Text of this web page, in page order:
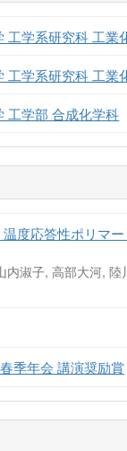
工学系研究科 工業
工学系研究科 工業
工学部 合成化学科
度応答性ポリマ
内淑子, 高部大河,
季年会 講演奨励賞